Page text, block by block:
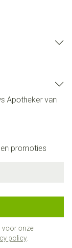
Apotheker van
promoties
voor onze
policy.